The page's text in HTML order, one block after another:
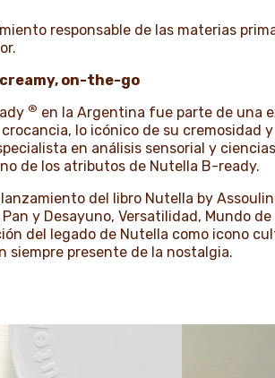
responsable de las materias
on-the-go
® en la Argentina fue parte de una
lo icónico de su cremosidad
en análisis sensorial y
de los atributos de Nutella B-ready.
del libro Nutella by
y Desayuno, Versatilidad, Mundo
del legado de Nutella como icono
siempre presente de la nostalgia.